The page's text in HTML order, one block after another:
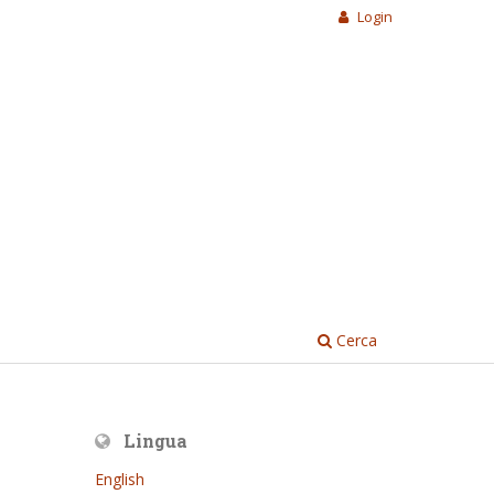
Cerca
Login
Lingua
English